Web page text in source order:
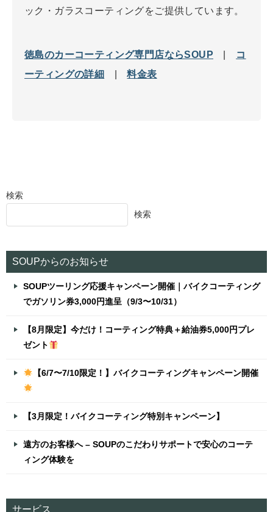
ック・ガラスコーティングをご提供しています。
徳島のカーコーティング専門店ならSOUP
コ
ーティングの詳細
|料金表
検索
検索
SOUPからのお知らせ
SOUPツーリング応援キャンペーン開催｜バイクコーティング
でガソリン券3,000円進呈（9/3〜10/31）
【8月限定】今だけ！コーティング特典＋給油券5,000円プレ
ゼント
【6/7〜7/10限定！】バイクコーティングキャンペーン開催
【3月限定！バイクコーティング特別キャンペーン】
遠方のお客様へ – SOUPのこだわりサポートで安心のコーテ
ィング体験を
サービス